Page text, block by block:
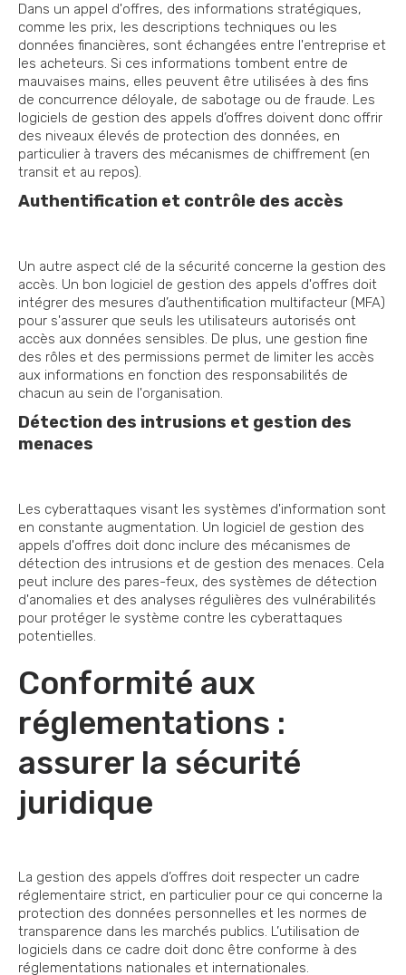
Dans un appel d'offres, des informations stratégiques,
comme les prix, les descriptions techniques ou les
données financières, sont échangées entre l'entreprise et
les acheteurs. Si ces informations tombent entre de
mauvaises mains, elles peuvent être utilisées à des fins
de concurrence déloyale, de sabotage ou de fraude. Les
logiciels de gestion des appels d’offres doivent donc offrir
des niveaux élevés de protection des données, en
particulier à travers des mécanismes de chiffrement (en
transit et au repos).
Authentification et contrôle des accès
Un autre aspect clé de la sécurité concerne la gestion des
accès. Un bon logiciel de gestion des appels d'offres doit
intégrer des mesures d’authentification multifacteur (MFA)
pour s'assurer que seuls les utilisateurs autorisés ont
accès aux données sensibles. De plus, une gestion fine
des rôles et des permissions permet de limiter les accès
aux informations en fonction des responsabilités de
chacun au sein de l'organisation.
Détection des intrusions et gestion des
menaces
Les cyberattaques visant les systèmes d'information sont
en constante augmentation. Un logiciel de gestion des
appels d'offres doit donc inclure des mécanismes de
détection des intrusions et de gestion des menaces. Cela
peut inclure des pares-feux, des systèmes de détection
d'anomalies et des analyses régulières des vulnérabilités
pour protéger le système contre les cyberattaques
potentielles.
Conformité aux
réglementations :
assurer la sécurité
juridique
La gestion des appels d’offres doit respecter un cadre
réglementaire strict, en particulier pour ce qui concerne la
protection des données personnelles et les normes de
transparence dans les marchés publics. L’utilisation de
logiciels dans ce cadre doit donc être conforme à des
réglementations nationales et internationales.